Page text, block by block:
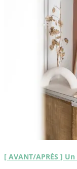
[ AVANT/APRÈS ]